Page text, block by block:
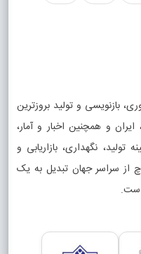
بازنویسی و تولید بروزترین
و همچنین اخبار و آمار،
تولید، نگهداری، بازاریابی و
از سراسر جهان تبدیل به یک